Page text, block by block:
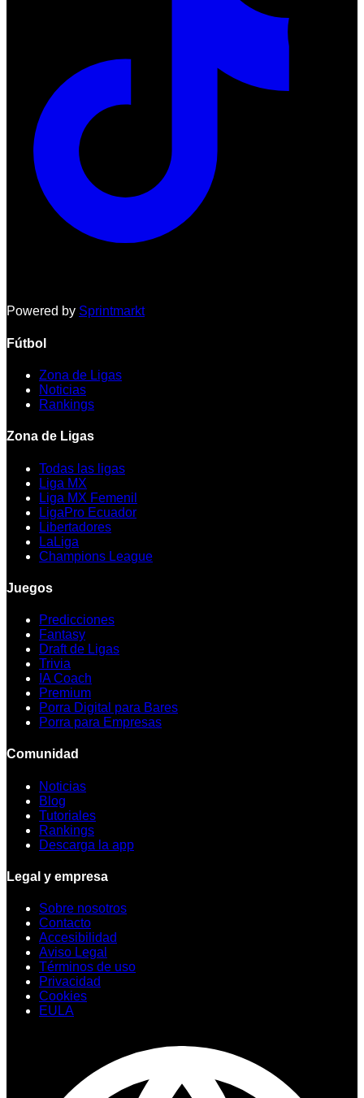
Powered by Sprintmarkt
Fútbol
Zona de Ligas
Noticias
Rankings
Zona de Ligas
Todas las ligas
Liga MX
Liga MX Femenil
LigaPro Ecuador
Libertadores
LaLiga
Champions League
Juegos
Predicciones
Fantasy
Draft de Ligas
Trivia
IA Coach
Premium
Porra Digital para Bares
Porra para Empresas
Comunidad
Noticias
Blog
Tutoriales
Rankings
Descarga la app
Legal y empresa
Sobre nosotros
Contacto
Accesibilidad
Aviso Legal
Términos de uso
Privacidad
Cookies
EULA